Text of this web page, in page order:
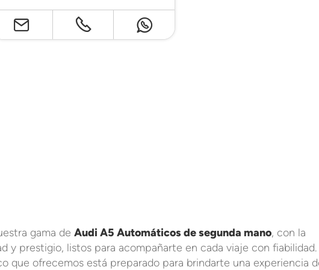
gama de Audi A5 Automáticos de segunda mano, con la
y prestigio, listos para acompañarte en cada viaje con fiabilidad.
que ofrecemos está preparado para brindarte una experiencia